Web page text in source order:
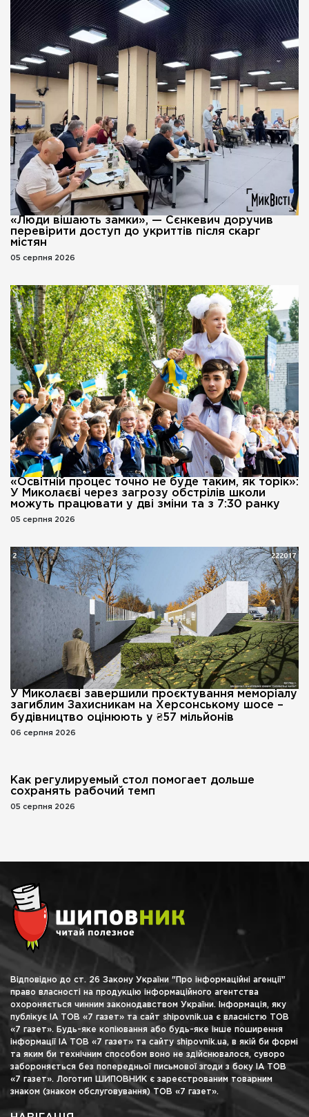
«Люди вішають замки», — Сєнкевич доручив
перевірити доступ до укриттів після скарг
містян
05 серпня 2026
«Освітній процес точно не буде таким, як торік»:
У Миколаєві через загрозу обстрілів школи
можуть працювати у дві зміни та з 7:30 ранку
05 серпня 2026
У Миколаєві завершили проєктування меморіалу
загиблим Захисникам на Херсонському шосе –
будівництво оцінюють у ₴57 мільйонів
06 серпня 2026
Как регулируемый стол помогает дольше
сохранять рабочий темп
05 серпня 2026
Відповідно до ст. 26 Закону України "Про інформаційні агенції"
право власності на продукцію інформаційного агентства
охороняється чинним законодавством України. Інформація, яку
публікує ІА ТОВ «7 газет» та сайт shipovnik.ua є власністю ТОВ
«7 газет». Будь-яке копіювання або будь-яке інше поширення
інформації ІА ТОВ «7 газет» та сайту shipovnik.ua, в якій би формі
та яким би технічним способом воно не здійснювалося, суворо
забороняється без попередньої письмової згоди з боку ІА ТОВ
«7 газет». Логотип ШИПОВНИК є зареєстрованим товарним
знаком (знаком обслуговування) ТОВ «7 газет».